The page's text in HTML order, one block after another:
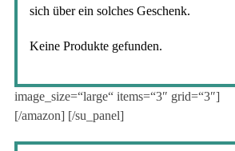
sich über ein solches Geschenk.
Keine Produkte gefunden.
image_size=“large“ items=“3″ grid=“3″]
[/amazon] [/su_panel]